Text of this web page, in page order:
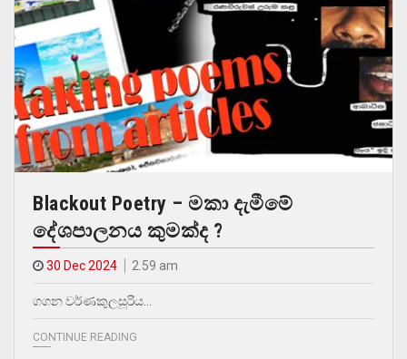
Blackout Poetry – මකා දැමීමේ
දේශපාලනය කුමක්ද ?
30 Dec 2024 2.59 am
ගගන වර්ණකුලසූරිය…
CONTINUE READING